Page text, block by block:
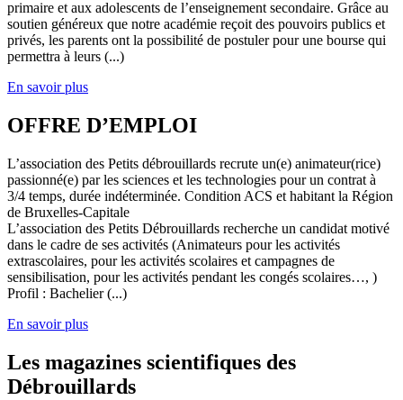
primaire et aux adolescents de l’enseignement secondaire. Grâce au
soutien généreux que notre académie reçoit des pouvoirs publics et
privés, les parents ont la possibilité de postuler pour une bourse qui
permettra à leurs (...)
En savoir plus
OFFRE D’EMPLOI
L’association des Petits débrouillards recrute un(e) animateur(rice)
passionné(e) par les sciences et les technologies pour un contrat à
3/4 temps, durée indéterminée. Condition ACS et habitant la Région
de Bruxelles-Capitale
L’association des Petits Débrouillards recherche un candidat motivé
dans le cadre de ses activités (Animateurs pour les activités
extrascolaires, pour les activités scolaires et campagnes de
sensibilisation, pour les activités pendant les congés scolaires…, )
Profil : Bachelier (...)
En savoir plus
Les magazines scientifiques des
Débrouillards